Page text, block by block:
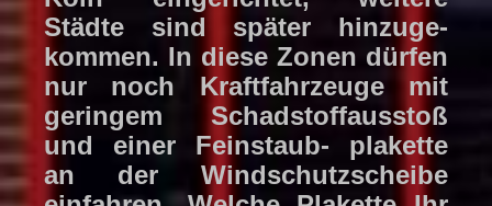
Städte sind später hinzuge-
kommen. In diese Zonen dürfen
nur noch Kraftfahrzeuge mit
geringem Schadstoffausstoß
und einer Feinstaub- plakette
an der Windschutzscheibe